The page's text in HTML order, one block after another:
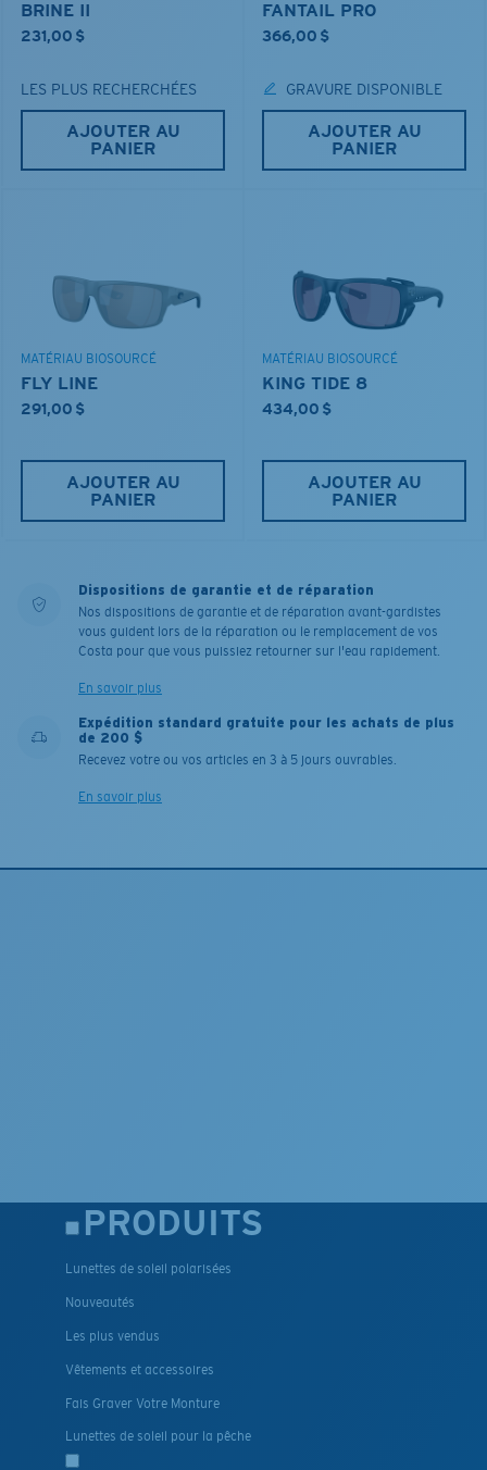
BRINE II
231,00 $
LES PLUS RECHERCHÉES
AJOUTER AU
PANIER
FANTAIL PRO
366,00 $
GRAVURE DISPONIBLE
AJOUTER AU
PANIER
MATÉRIAU BIOSOURCÉ
FLY LINE
291,00 $
AJOUTER AU
PANIER
MATÉRIAU BIOSOURCÉ
KING TIDE 8
434,00 $
AJOUTER AU
PANIER
Dispositions de garantie et de réparation
Nos dispositions de garantie et de réparation avant-gardistes
vous guident lors de la réparation ou le remplacement de vos
Costa pour que vous puissiez retourner sur l'eau rapidement.
En savoir plus
Expédition standard gratuite pour les achats de plus
de 200 $
Recevez votre ou vos articles en 3 à 5 jours ouvrables.
En savoir plus
PRODUITS
Lunettes de soleil polarisées
Nouveautés
Les plus vendus
Vêtements et accessoires
Fais Graver Votre Monture
Lunettes de soleil pour la pêche